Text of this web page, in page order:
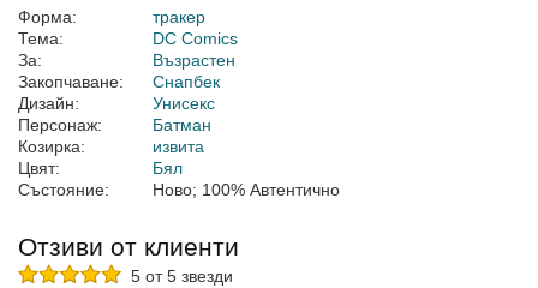
Форма:
тракер
Тема:
DC Comics
За:
Възрастен
Закопчаване:
Снапбек
Дизайн:
Унисекс
Персонаж:
Батман
Козирка:
извита
Цвят:
Бял
Състояние:
Ново; 100% Автентично
Отзиви от клиенти
5 от 5 звезди